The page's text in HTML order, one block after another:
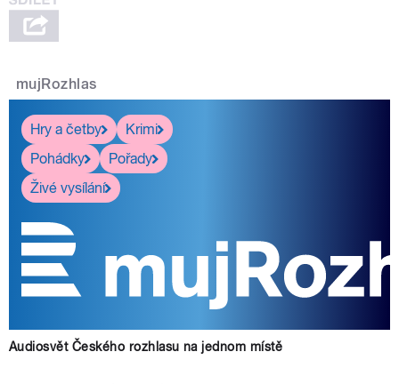
mujRozhlas
Hry a četby
Krimi
Pohádky
Pořady
Živé vysílání
Audiosvět Českého rozhlasu na jednom místě